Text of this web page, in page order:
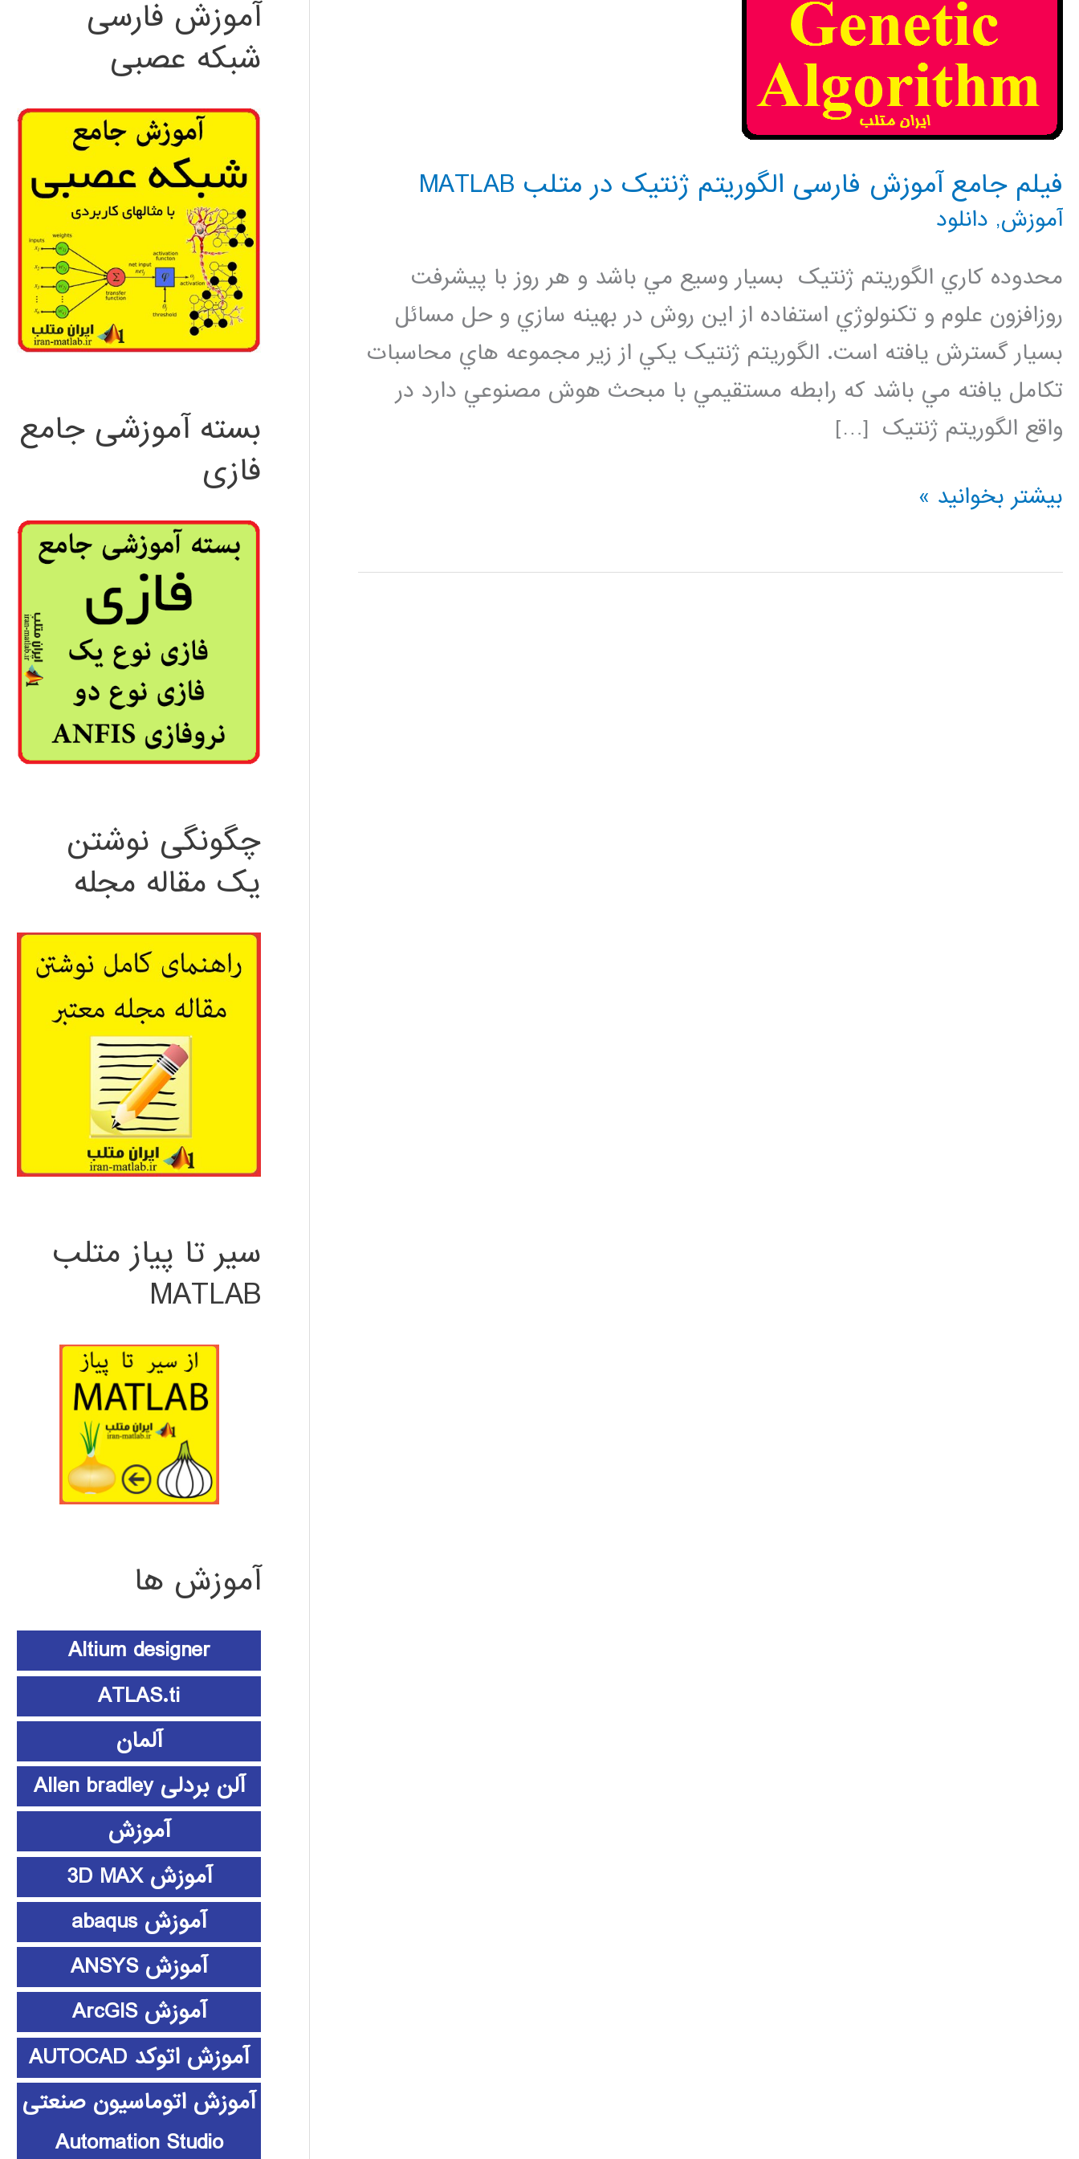
فیلم جامع آموزش فارسی الگوریتم ژنتیک در متلب MATLAB
آموزش, دانلود
محدوده کاري الگوريتم ژنتيک بسيار وسيع مي باشد و هر روز با پيشرفت
روزافزون علوم و تکنولوژي استفاده از اين روش در بهينه سازي و حل مسائل
بسيار گسترش يافته است. الگوريتم ژنتيک يکي از زير مجموعه هاي محاسبات
تکامل يافته مي باشد که رابطه مستقيمي با مبحث هوش مصنوعي دارد در
واقع الگوريتم ژنتيک […]
فیلم
آموزش
بیشتر بخوانید »
آموزش فارسی
شبکه عصبی
بسته آموزشی جامع
فازی
چگونگی نوشتن
یک مقاله مجله
سیر تا پیاز متلب
MATLAB
آموزش ها
Altium designer
ATLAS.ti
آلمان
آلن بردلی Allen bradley
آموزش
آموزش 3D MAX
آموزش abaqus
آموزش ANSYS
آموزش ArcGIS
آموزش اتوکد AUTOCAD
آموزش اتوماسیون صنعتی
Automation Studio